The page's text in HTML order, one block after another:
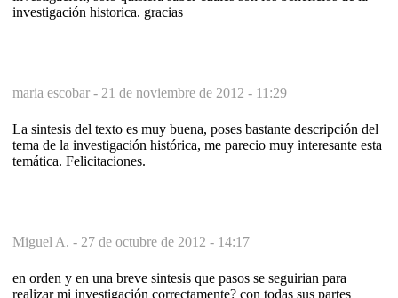
investigación historica. gracias
maria escobar - 21 de noviembre de 2012 - 11:29
La sintesis del texto es muy buena, poses bastante descripción del
tema de la investigación histórica, me parecio muy interesante esta
temática. Felicitaciones.
Miguel A. - 27 de octubre de 2012 - 14:17
en orden y en una breve sintesis que pasos se seguirian para
realizar mi investigación correctamente? con todas sus partes